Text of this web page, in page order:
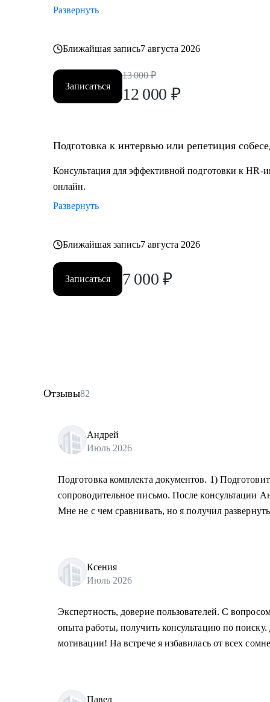
Развернуть
Ближайшая запись7 августа 2026
Записаться
13 000 ₽
12 000 ₽
Подготовка к интервью или репетиция
Консультация для эффективной подготовки к HR-
онлайн.
Развернуть
Ближайшая запись7 августа 2026
Записаться 7 000 ₽
Отзывы82
Андрей
Июль 2026
Подготовка комплекта документов. 1)
сопроводительное письмо. После консультации
Мне не с чем сравнивать, но я получил
Ксения
Июль 2026
Экспертность, доверие пользователей. С
опыта работы, получить консультацию по
мотивации! На встрече я избавилась от всех
Павел